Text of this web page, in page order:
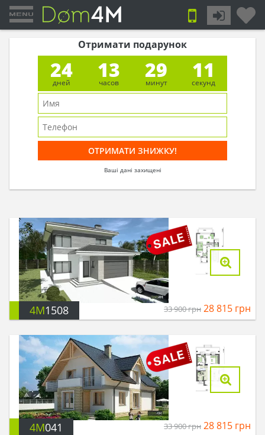
Отримати подарунок
24
дней
13
часов
29
минут
10
секунд
Ваші дані захищені
4M1508 33 900грн 28 815 грн
4M041 33 900грн 28 815 грн